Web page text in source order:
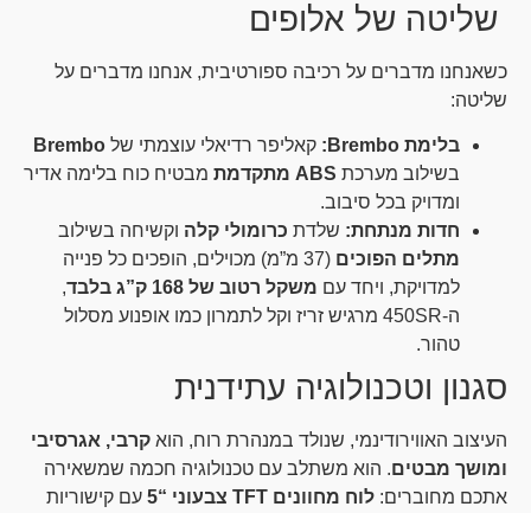
שליטה של אלופים
כשאנחנו מדברים על רכיבה ספורטיבית, אנחנו מדברים על
שליטה:
בלימת Brembo: קאליפר רדיאלי עוצמתי של Brembo
בשילוב מערכת ABS מתקדמת
מבטיח כוח בלימה אדיר
ומדויק בכל סיבוב.
חדות מנתחת: שלדת כרומולי קלה וקשיחה בשילוב
מתלים הפוכים
(37 מ”מ) מכוילים, הופכים כל פנייה
למדויקת, ויחד עם משקל רטוב של 168 ק”ג בלבד
,
ה-450SR מרגיש זריז וקל לתמרון כמו אופנוע מסלול
טהור.
סגנון וטכנולוגיה עתידנית
העיצוב האווירודינמי, שנולד במנהרת רוח, הוא קרבי, אגרסיבי
ומושך מבטים. הוא משתלב עם טכנולוגיה חכמה שמשאירה
אתכם מחוברים: לוח מחוונים TFT צבעוני “5
עם קישוריות